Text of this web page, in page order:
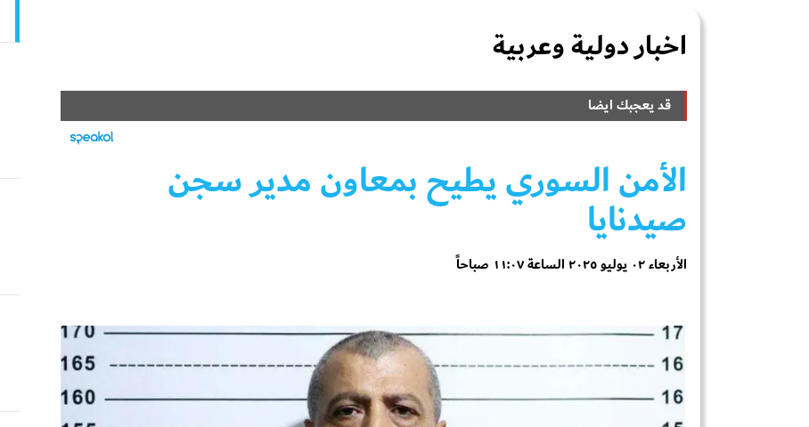
اخبار دولية وعربية
قد يعجبك ايضا
الأمن السوري يطيح بمعاون مدير سجن
صيدنايا
الأربعاء ٠٢ يوليو ٢٠٢٥ الساعة ١١:٠٧ صباحاً